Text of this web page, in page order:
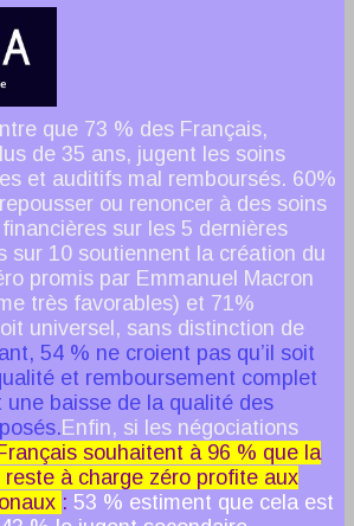
que 73 % des Français,
de 35 ans, jugent les soins
et auditifs mal remboursés. 60%
ou renoncer à des soins
sur les 5 dernières
sur 10 soutiennent la création du
promis par Emmanuel Macron
très favorables) et 71%
universel, sans distinction de
54 % ne croient pas qu’il soit
et remboursement complet
baisse de la qualité des
Enfin, si les négociations
souhaitent à 96 % que la
reste à charge zéro profite aux
: 53 % estiment que cela est